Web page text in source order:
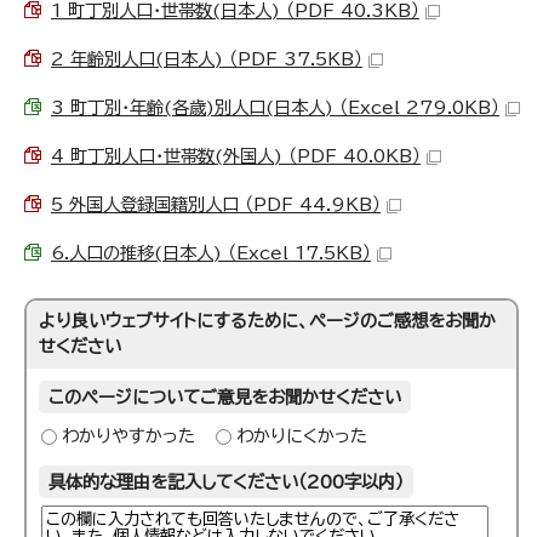
1 町丁別人口・世帯数(日本人) （PDF 40.3KB）
2 年齢別人口(日本人) （PDF 37.5KB）
3 町丁別・年齢(各歳)別人口(日本人) （Excel 279.0KB）
4 町丁別人口・世帯数(外国人) （PDF 40.0KB）
5 外国人登録国籍別人口 （PDF 44.9KB）
6.人口の推移(日本人) （Excel 17.5KB）
より良いウェブサイトにするために、ページのご感想をお聞か
せください
このページについてご意見をお聞かせください
わかりやすかった わかりにくかった
具体的な理由を記入してください（200字以内）